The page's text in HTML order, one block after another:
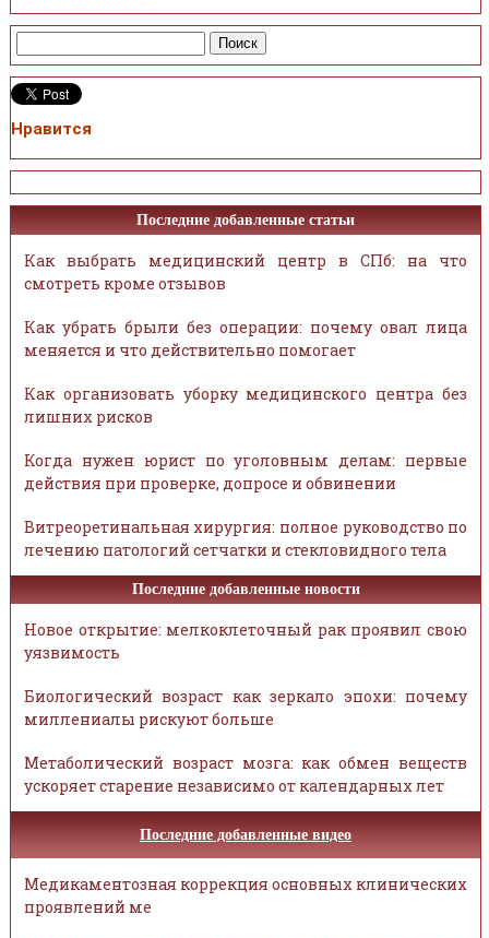
Нравится
Последние добавленные статьи
Как выбрать медицинский центр в СПб: на что
смотреть кроме отзывов
Как убрать брыли без операции: почему овал лица
меняется и что действительно помогает
Как организовать уборку медицинского центра без
лишних рисков
Когда нужен юрист по уголовным делам: первые
действия при проверке, допросе и обвинении
Витреоретинальная хирургия: полное руководство по
лечению патологий сетчатки и стекловидного тела
Последние добавленные новости
Новое открытие: мелкоклеточный рак проявил свою
уязвимость
Биологический возраст как зеркало эпохи: почему
миллениалы рискуют больше
Метаболический возраст мозга: как обмен веществ
ускоряет старение независимо от календарных лет
Последние добавленные видео
Медикаментозная коррекция основных клинических
проявлений ме